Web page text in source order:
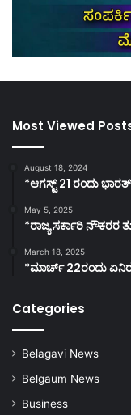
Most Viewed
August 18, 2024
*ಆಗಸ್ಟ್ 21 ರಂದು
May 5, 2025
*ರಾಜ್ಯ ಸರ್ಕಾರಿ ನೌಕರರ
March 18, 2025
*ಮಾರ್ಚ್ 22ರಂದು
Categories
Belagavi News
Belgaum News
Business